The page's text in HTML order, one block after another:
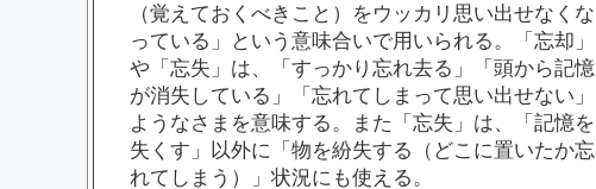
（覚えておくべきこと）をウッカリ思い出せなくな
っている」という意味合いで用いられる。「忘却」
や「忘失」は、「すっかり忘れ去る」「頭から記憶
が消失している」「忘れてしまって思い出せない」
ようなさまを意味する。また「忘失」は、「記憶を
失くす」以外に「物を紛失する（どこに置いたか忘
れてしまう）」状況にも使える。